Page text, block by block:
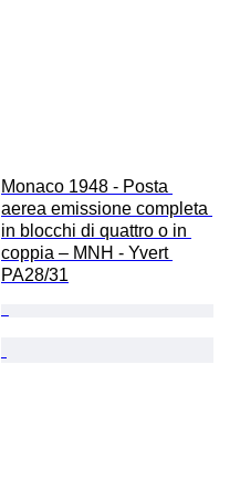
Monaco 1948 - Posta
aerea emissione completa
in blocchi di quattro o in
coppia – MNH - Yvert
PA28/31